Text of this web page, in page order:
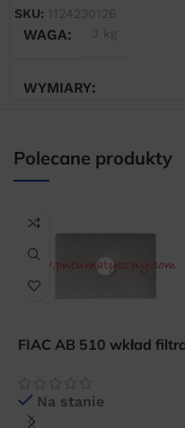
SKU: 1124230126
WAGA 3 kg
WYMIARY
Polecane produkty
FIAC AB 510 wkład
Na stanie